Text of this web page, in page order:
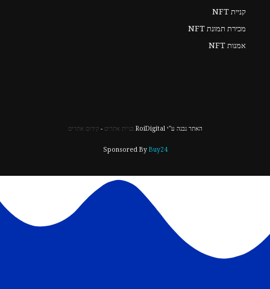
קניית NFT
מכירת תמונת NFT
אמנות NFT
האתר נבנה ע"י RoiDigital בניית אתרים -קידום אתרים
Sponsored By Buy24